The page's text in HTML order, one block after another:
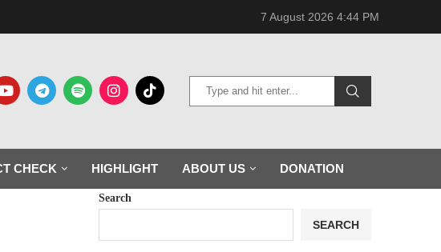
7 August 2026 4:44 PM
CHECK HIGHLIGHT ABOUT US DONATION
Search
SEARCH